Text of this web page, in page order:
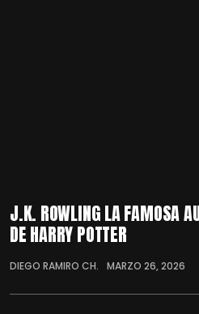
J.K. ROWLING LA FAMOSA
DE HARRY POTTER
DIEGO RAMIRO CH. MARZO 26, 2026